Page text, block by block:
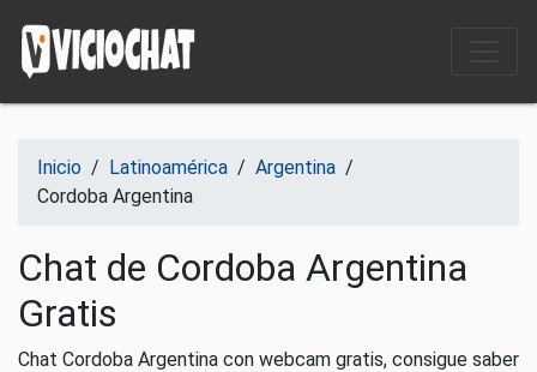
Inicio / Latinoamérica / Argentina /
Cordoba Argentina
Chat de Cordoba Argentina
Gratis
Chat Cordoba Argentina con webcam gratis, consigue saber